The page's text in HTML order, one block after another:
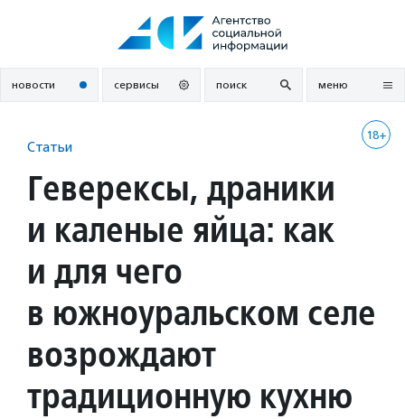
новости сервисы поиск меню
18+
Статьи
Геверексы, драники
и каленые яйца: как
и для чего
в южноуральском селе
возрождают
традиционную кухню